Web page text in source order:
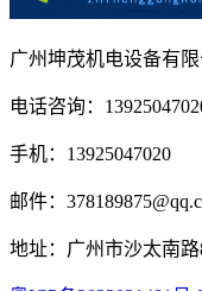
广州坤茂机电设备有限
电话咨询：
手机：13925047020
邮件：
地址：广州市沙太南路